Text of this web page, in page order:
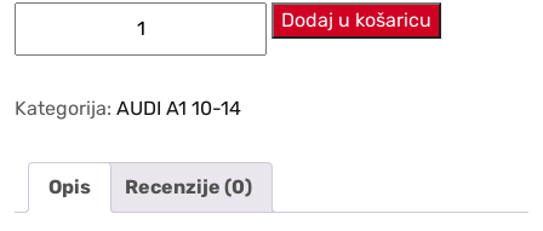
14
STAKLO
RETROVIZORA
SA
Dodaj u košaricu
Kategorija: AUDI A1 10-14
Opis Recenzije (0)